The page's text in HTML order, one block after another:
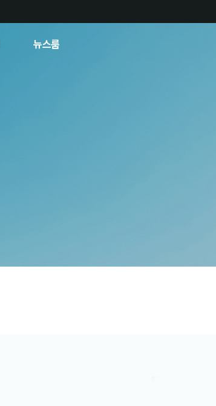
뉴스룸